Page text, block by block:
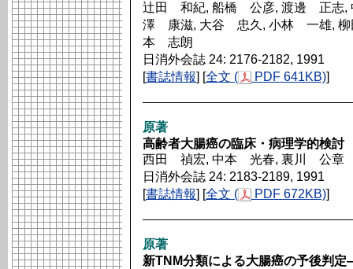
辻田 和紀, 船橋 公彦, 渡邊 正志
澤 康滋, 大谷 忠久, 小林 一雄,
本 志朗
日消外会誌 24: 2176-2182, 1991
[書誌情報] [全文 ( PDF 641KB)]
原著
高齢者大腸癌の臨床・病理学的検討
西田 禎宏, 中本 光春, 裏川 公章
日消外会誌 24: 2183-2189, 1991
[書誌情報] [全文 ( PDF 672KB)]
原著
新TNM分類による大腸癌の予後判